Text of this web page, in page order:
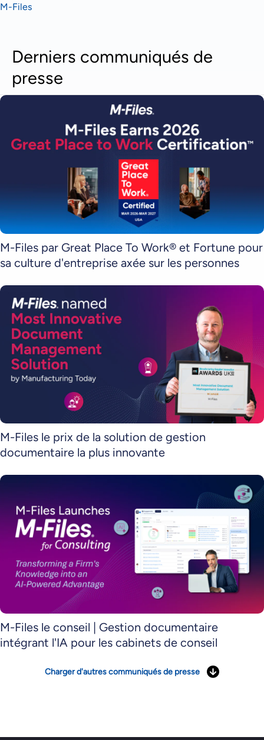
M-Files
Derniers communiqués de
presse
M-Files par Great Place To Work® et Fortune pour
sa culture d'entreprise axée sur les personnes
M-Files le prix de la solution de gestion
documentaire la plus innovante
M-Files le conseil | Gestion documentaire
intégrant l'IA pour les cabinets de conseil
Charger d'autres communiqués de presse